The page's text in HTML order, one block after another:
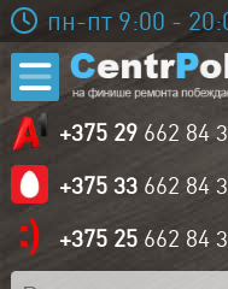
пн-пт 9:00 -
+375 29 662 84
+375 33 662 84
+375 25 662 84